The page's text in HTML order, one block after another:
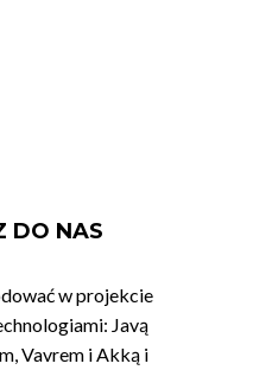
DO NAS
w projekcie
Javą
Vavrem i Akką i